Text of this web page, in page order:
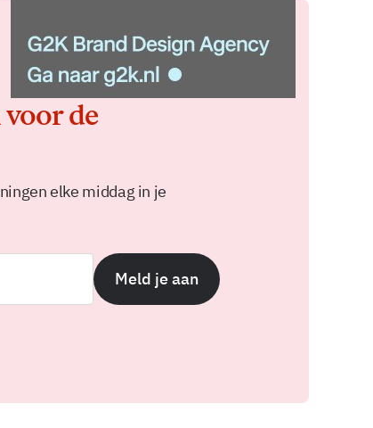
de
elke middag in je
Meld je aan